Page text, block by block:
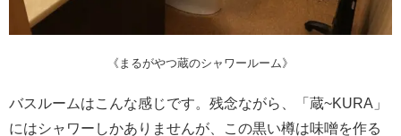
《まるがやつ蔵のシャワールーム》
バスルームはこんな感じです。残念ながら、「蔵~KURA」
にはシャワーしかありませんが、この黒い樽は味噌を作る